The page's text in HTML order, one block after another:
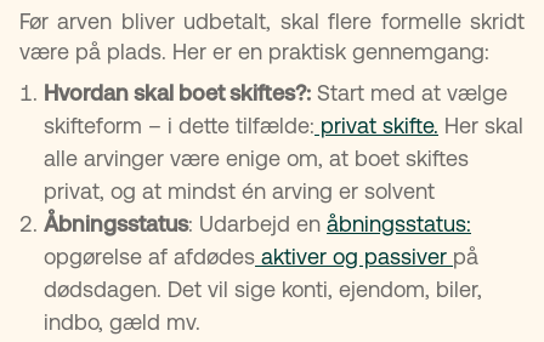
Før arven bliver udbetalt, skal flere formelle skridt
være på plads. Her er en praktisk gennemgang:
Hvordan skal boet skiftes?: Start med at vælge
skifteform – i dette tilfælde: privat skifte. Her skal
alle arvinger være enige om, at boet skiftes
privat, og at mindst én arving er solvent
Åbningsstatus: Udarbejd en åbningsstatus:
opgørelse af afdødes aktiver og passiver på
dødsdagen. Det vil sige konti, ejendom, biler,
indbo, gæld mv.